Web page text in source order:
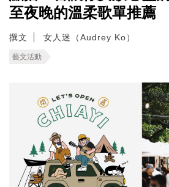
至夜晚的溫柔歌單推薦
撰文 女人迷（Audrey Ko）
藝文活動